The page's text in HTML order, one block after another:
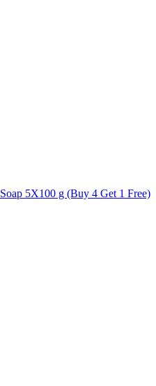
5X100 g (Buy 4 Get 1 Free)